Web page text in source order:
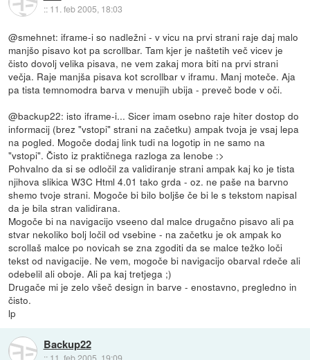
:: 11. feb 2005, 18:03
@smehnet: iframe-i so nadležni - v vicu na prvi strani raje daj malo
manjšo pisavo kot pa scrollbar. Tam kjer je naštetih več vicev je
čisto dovolj velika pisava, ne vem zakaj mora biti na prvi strani
večja. Raje manjša pisava kot scrollbar v iframu. Manj moteče. Aja
pa tista temnomodra barva v menujih ubija - preveč bode v oči.
@backup22: isto iframe-i... Sicer imam osebno raje hiter dostop do
informacij (brez "vstopi" strani na začetku) ampak tvoja je vsaj lepa
na pogled. Mogoče dodaj link tudi na logotip in ne samo na
"vstopi". Čisto iz praktičnega razloga za lenobe :>
Pohvalno da si se odločil za validiranje strani ampak kaj ko je tista
njihova slikica W3C Html 4.01 tako grda - oz. ne paše na barvno
shemo tvoje strani. Mogoče bi bilo boljše če bi le s tekstom napisal
da je bila stran validirana.
Mogoče bi na navigacijo vseeno dal malce drugačno pisavo ali pa
stvar nekoliko bolj ločil od vsebine - na začetku je ok ampak ko
scrollaš malce po novicah se zna zgoditi da se malce težko loči
tekst od navigacije. Ne vem, mogoče bi navigacijo obarval rdeče ali
odebelil ali oboje. Ali pa kaj tretjega ;)
Drugače mi je zelo všeč design in barve - enostavno, pregledno in
čisto.
lp
Backup22
:: 11. feb 2005, 19:09